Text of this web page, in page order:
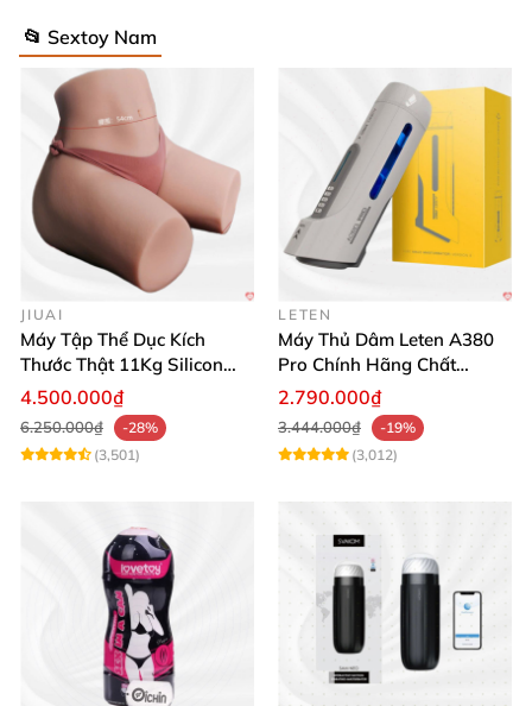
📂 Sextoy Nam
JIUAI
Máy Tập Thể Dục Kích
Thước Thật 11Kg Silicon
Cao Cấp Nhật Bản
4.500.000₫
6.250.000₫
-28%
(3,501)
LETEN
Máy Thủ Dâm Leten A380
Pro Chính Hãng Chất
Lượng Cao
2.790.000₫
3.444.000₫
-19%
(3,012)